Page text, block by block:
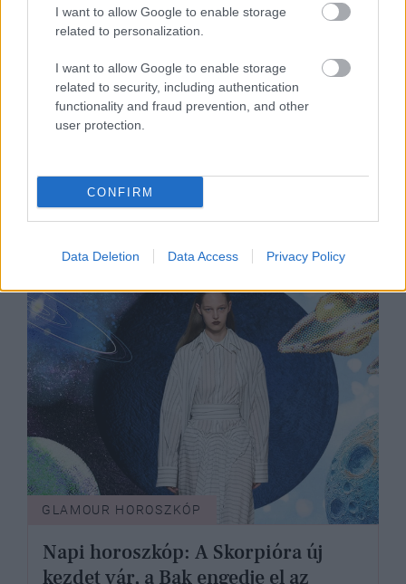
I want to allow Google to enable storage
related to personalization.
I want to allow Google to enable storage
related to security, including authentication
functionality and fraud prevention, and other
user protection.
CONFIRM
Data Deletion Data Access Privacy Policy
GLAMOUR HOROSZKÓP
Napi horoszkóp: A Kos igazán
meglepetések érhetik március 20-
án
GLAMOUR HOROSZKÓP
Napi horoszkóp: A Skorpióra új
kezdet vár, a Bak engedje el az